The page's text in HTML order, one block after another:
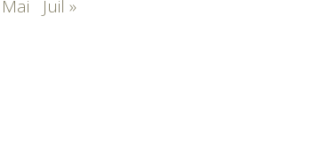
Juil »